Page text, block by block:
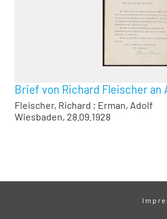
Brief von Richard Fleischer an
Fleischer, Richard ; Erman, Adolf
Wiesbaden, 28.09.1928